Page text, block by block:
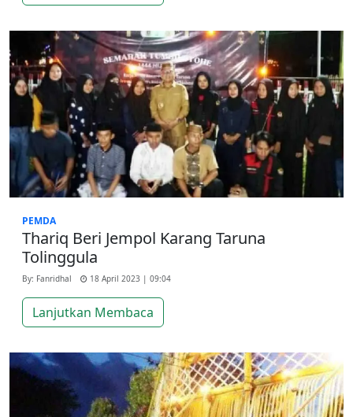
PEMDA
Thariq Beri Jempol Karang Taruna
Tolinggula
By: Fanridhal 18 April 2023 | 09:04
Lanjutkan Membaca